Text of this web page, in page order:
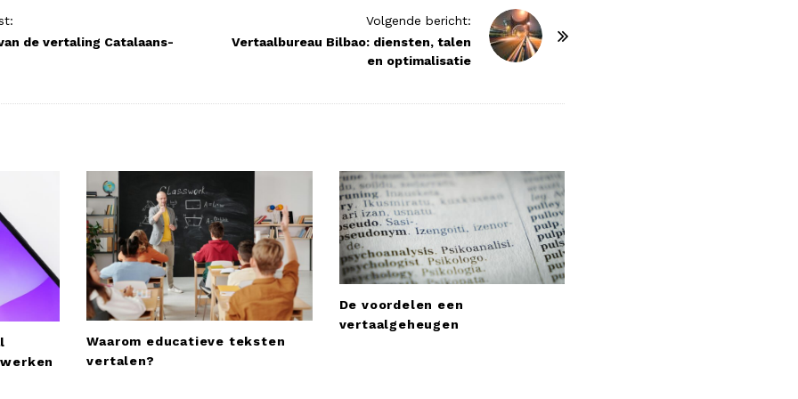
de vertaling Catalaans-
Volgende bericht:
Vertaalbureau Bilbao: diensten, talen
en optimalisatie
Waarom educatieve teksten
vertalen?
De voordelen een
vertaalgeheugen